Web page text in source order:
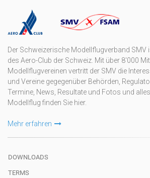
Der Schweizerische Modellflugverband SMV
des Aero-Club der Schweiz. Mit über 8'000
Modellflugvereinen vertritt der SMV die
und Vereine gegegenüber Behörden,
Termine, News, Resultate und Fotos und
Modellflug finden Sie hier.
Mehr erfahren
DOWNLOADS
TERMS